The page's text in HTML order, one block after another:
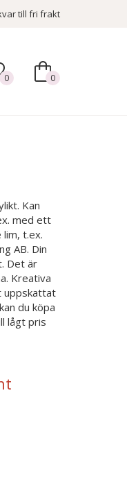
till fri frakt
0 0
Kan
med ett
t.ex.
AB. Din
Det är
Kreativa
uppskattat
du köpa
lågt pris